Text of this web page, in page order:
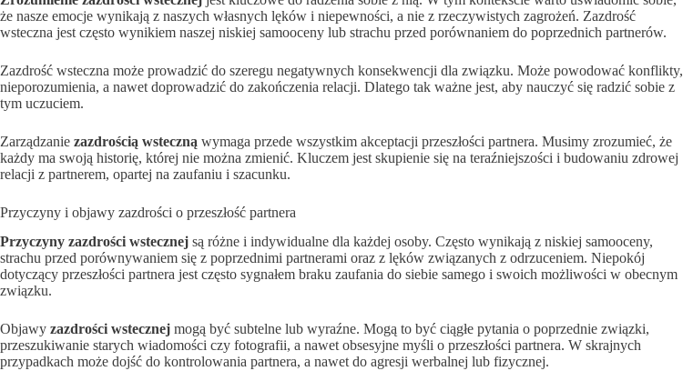
że nasze emocje wynikają z naszych własnych lęków i niepewności, a nie z rzeczywistych zagrożeń. Zazdrość
wsteczna jest często wynikiem naszej niskiej samooceny lub strachu przed porównaniem do poprzednich partnerów.
Zazdrość wsteczna może prowadzić do szeregu negatywnych konsekwencji dla związku. Może powodować konflikty,
nieporozumienia, a nawet doprowadzić do zakończenia relacji. Dlatego tak ważne jest, aby nauczyć się radzić sobie z
tym uczuciem.
Zarządzanie zazdrością wsteczną wymaga przede wszystkim akceptacji przeszłości partnera. Musimy zrozumieć, że
każdy ma swoją historię, której nie można zmienić. Kluczem jest skupienie się na teraźniejszości i budowaniu zdrowej
relacji z partnerem, opartej na zaufaniu i szacunku.
Przyczyny i objawy zazdrości o przeszłość partnera
Przyczyny zazdrości wstecznej są różne i indywidualne dla każdej osoby. Często wynikają z niskiej samooceny,
strachu przed porównywaniem się z poprzednimi partnerami oraz z lęków związanych z odrzuceniem. Niepokój
dotyczący przeszłości partnera jest często sygnałem braku zaufania do siebie samego i swoich możliwości w obecnym
związku.
Objawy zazdrości wstecznej mogą być subtelne lub wyraźne. Mogą to być ciągłe pytania o poprzednie związki,
przeszukiwanie starych wiadomości czy fotografii, a nawet obsesyjne myśli o przeszłości partnera. W skrajnych
przypadkach może dojść do kontrolowania partnera, a nawet do agresji werbalnej lub fizycznej.